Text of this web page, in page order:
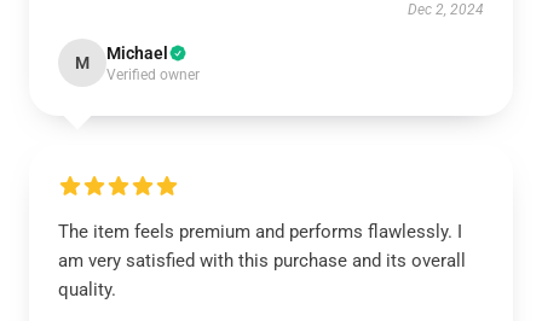
Dec 2, 2024
M Michael
Verified owner
The item feels premium and performs flawlessly. I
am very satisfied with this purchase and its overall
quality.